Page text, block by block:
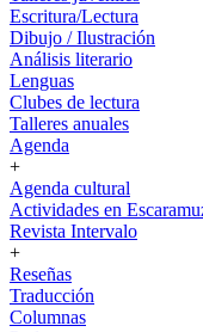
Escritura/Lectura
Dibujo / Ilustración
Análisis literario
Lenguas
Clubes de lectura
Talleres anuales
Agenda
+
Agenda cultural
Actividades en
Revista Intervalo
+
Reseñas
Traducción
Columnas